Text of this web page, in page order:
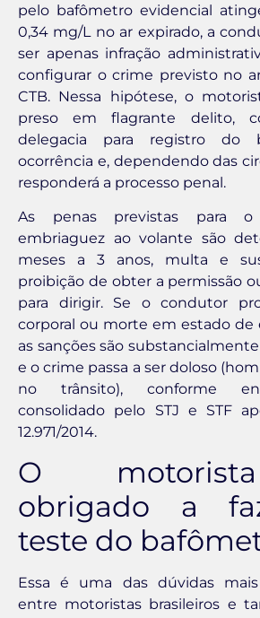
pelo bafômetro evidencial
0,34 mg/L no ar expirado, a
ser apenas infração
configurar o crime previsto no
CTB. Nessa hipótese, o
preso em flagrante delito,
delegacia para registro do
ocorrência e, dependendo das
responderá a processo penal.
As penas previstas para
embriaguez ao volante são
meses a 3 anos, multa e
proibição de obter a permissão
para dirigir. Se o condutor
corporal ou morte em estado de
as sanções são
e o crime passa a ser doloso
no trânsito), conforme
consolidado pelo STJ e STF
12.971/2014.
O
obrigado a
teste do
Essa é uma das dúvidas
entre motoristas brasileiros e